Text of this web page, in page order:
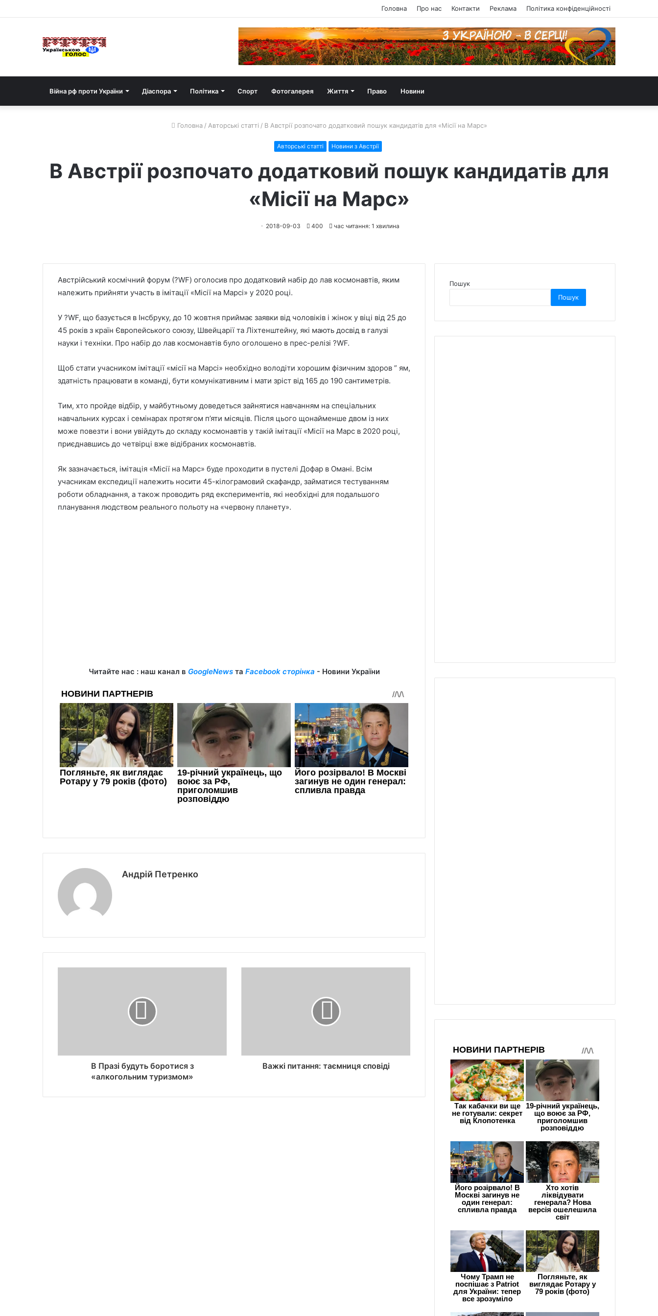
Головна Про нас Контакти Реклама Політика конфіденційності
Війна рф проти України Діаспора Політика Спорт Фотогалерея Життя Право Новини
Головна / Авторські статті / В Австрії розпочато додатковий пошук кандидатів для «Місії на Марс»
Авторські статті Новини з Австрії
В Австрії розпочато додатковий пошук кандидатів для
«Місії на Марс»
2018-09-03 400 час читання: 1 хвилина
Австрійський космічний форум (?WF) оголосив про додатковий набір до лав космонавтів, яким
належить прийняти участь в імітації «Місії на Марсі» у 2020 році.
У ?WF, що базується в Інсбруку, до 10 жовтня приймає заявки від чоловіків і жінок у віці від 25 до
45 років з країн Європейського союзу, Швейцарії та Ліхтенштейну, які мають досвід в галузі
науки і техніки. Про набір до лав космонавтів було оголошено в прес-релізі ?WF.
Щоб стати учасником імітації «місії на Марсі» необхідно володіти хорошим фізичним здоров ” ям,
здатність працювати в команді, бути комунікативним і мати зріст від 165 до 190 сантиметрів.
Тим, хто пройде відбір, у майбутньому доведеться зайнятися навчанням на спеціальних
навчальних курсах і семінарах протягом п’яти місяців. Після цього щонайменше двом із них
може повезти і вони увійдуть до складу космонавтів у такій імітації «Місії на Марс в 2020 році,
приєднавшись до четвірці вже відібраних космонавтів.
Як зазначається, імітація «Місії на Марс» буде проходити в пустелі Дофар в Омані. Всім
учасникам експедиції належить носити 45-кілограмовий скафандр, займатися тестуванням
роботи обладнання, а також проводить ряд експериментів, які необхідні для подальшого
планування людством реального польоту на «червону планету».
Читайте нас : наш канал в GoogleNewsта Facebook сторінка - Новини України
Андрій Петренко
В Празі будуть боротися з
«алкогольним туризмом»
Важкі питання: таємниця сповіді
Пошук
Пошук